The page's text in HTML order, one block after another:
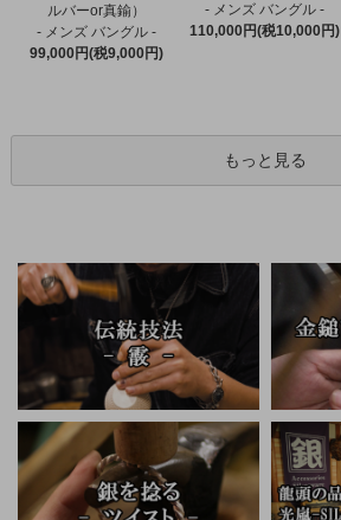
ルバーor真鍮）
- メンズ バングル -
99,000円(税9,000円)
- メンズ バングル -
110,000円(税10,000円)
もっと見る